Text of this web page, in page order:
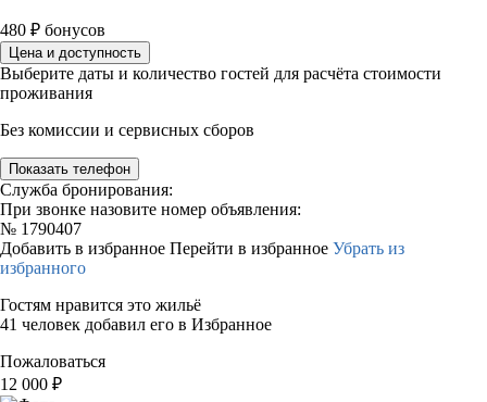
480 ₽ бонусов
Цена и доступность
Выберите даты и количество гостей для расчёта стоимости
проживания
Без комиссии и сервисных сборов
Показать телефон
Служба бронирования:
При звонке назовите номер объявления:
№ 1790407
Добавить в избранное Перейти в избранное Убрать из
избранного
Гостям нравится это жильё
41 человек добавил его в Избранное
Пожаловаться
12 000 ₽